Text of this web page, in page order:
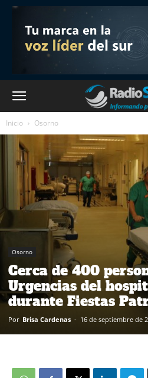
Inicio Osorno
Osorno
Cerca de 400
Urgencias del
durante Fiestas
Por Brisa Cardenas - 16 de septiembre de